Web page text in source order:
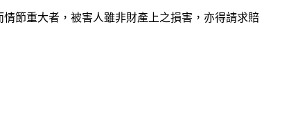
節重大者，被害人雖非財產上之損害，亦得請求賠